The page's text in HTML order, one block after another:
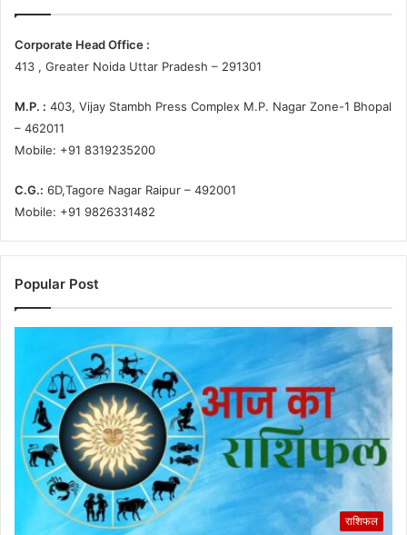
Corporate Head Office :
413 , Greater Noida Uttar Pradesh – 291301
M.P. : 403, Vijay Stambh Press Complex M.P. Nagar Zone-1 Bhopal
– 462011
Mobile: +91 8319235200
C.G.: 6D,Tagore Nagar Raipur – 492001
Mobile: +91 9826331482
Popular Post
राशिफल